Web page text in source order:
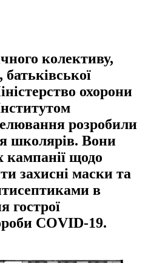
колективу,
батьківської
охорони
розробили
школярів. Вони
кампанії щодо
захисні маски та
в
гострої
COVID-19.